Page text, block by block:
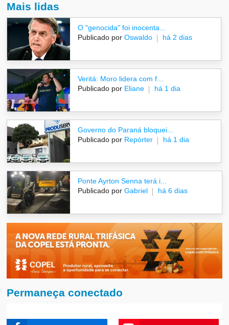
Mais lidas
O "genocida" foi inocenta...
Publicado por Oswaldo há 2 dias
Veritá: Moro lidera com f...
Publicado por Eliane há 1 dia
Governo do Paraná bloquei...
Publicado por Repórter há 1 dia
Ponte Ayrton Senna terá i...
Publicado por Gabriel há 6 dias
Permaneça conectado